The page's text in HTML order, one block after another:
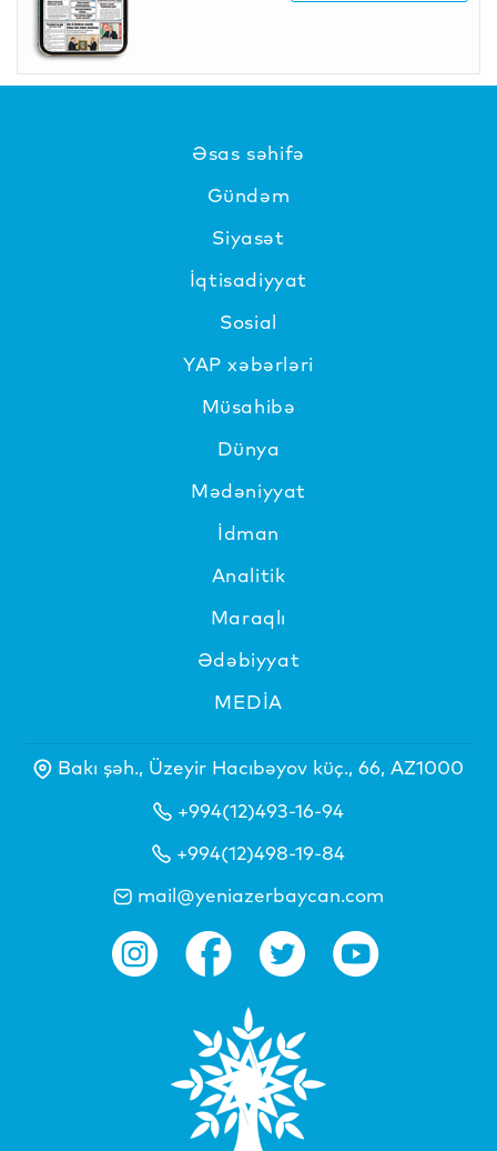
Əsas səhifə
Gündəm
Siyasət
İqtisadiyyat
Sosial
YAP xəbərləri
Müsahibə
Dünya
Mədəniyyat
İdman
Analitik
Maraqlı
Ədəbiyyat
MEDİA
Bakı şəh., Üzeyir Hacıbəyov küç., 66, AZ1000
+994(12)493-16-94
+994(12)498-19-84
mail@yeniazerbaycan.com